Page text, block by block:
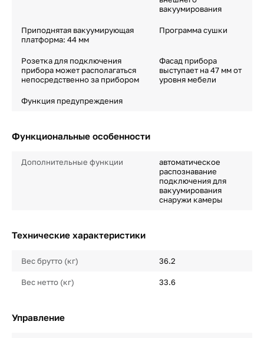
вакуумирования
Приподнятая вакуумирующая
платформа: 44 мм
Программа сушки
Розетка для подключения
прибора может располагаться
непосредственно за прибором
Фасад прибора
выступает на 47 мм от
уровня мебели
Функция предупреждения
Функциональные особенности
Дополнительные функции
автоматическое
распознавание
подключения для
вакуумирования
снаружи камеры
Технические характеристики
Вес брутто (кг) 36.2
Вес нетто (кг) 33.6
Управление